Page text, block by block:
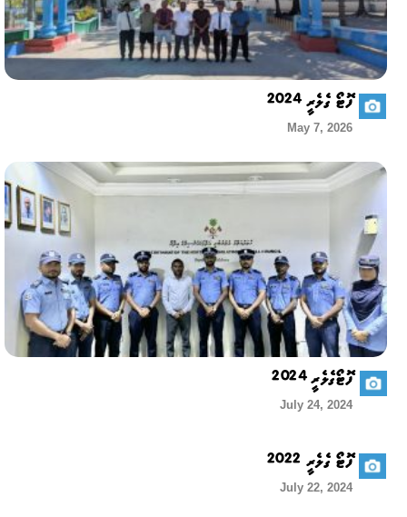
ފޮޓޯ ގެލެރީ 2024
May 7, 2026
ފޮޓޯގެލެރީ 2024
July 24, 2024
ފޮޓޯ ގެލެރީ 2022
July 22, 2024